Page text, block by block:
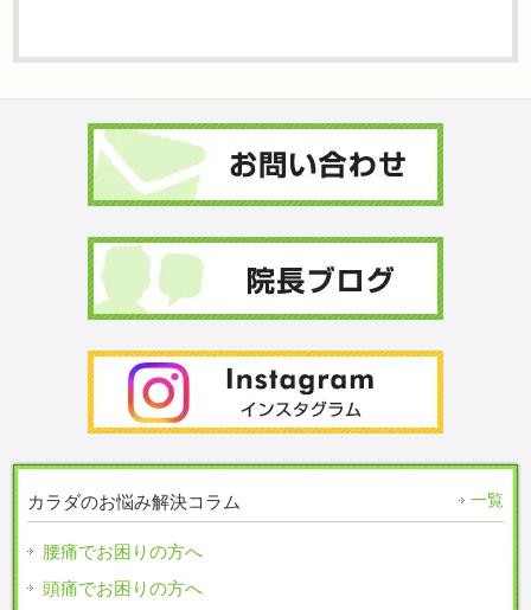
カラダのお悩み解決コラム 一覧
腰痛でお困りの方へ
頭痛でお困りの方へ